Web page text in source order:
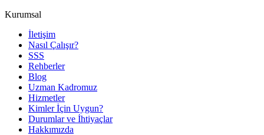
Kurumsal
İletişim
Nasıl Çalışır?
SSS
Rehberler
Blog
Uzman Kadromuz
Hizmetler
Kimler İçin Uygun?
Durumlar ve İhtiyaçlar
Hakkımızda